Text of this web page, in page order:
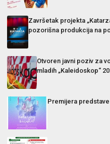
Završetak projekta
pozorišna produkcija na
Otvoren javni poziv za
mladih „Kaleidoskop“
Premijera predstave